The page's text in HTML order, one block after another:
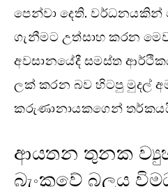
පෙන්වා දෙති. වර්ධනයකින්
ගැනීමට උත්සාහ කරන
අවසානයේදී සමස්ත
ලක් කරන බව හිටපු මුදල්
කරුණානායකගෙන්
ආයතන තුනක
බැංකුවේ බලය